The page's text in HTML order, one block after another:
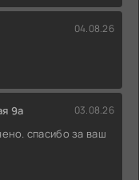
04.08.26
9а 03.08.26
спасибо за ваш